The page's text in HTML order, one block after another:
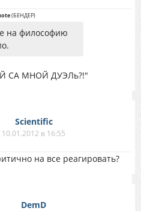
(БЕНДЕР)
на философию
СА МНОЙ ДУЭЛь?!"
Scientific
10.01.2012 в 16:55
на все реагировать?
DemD